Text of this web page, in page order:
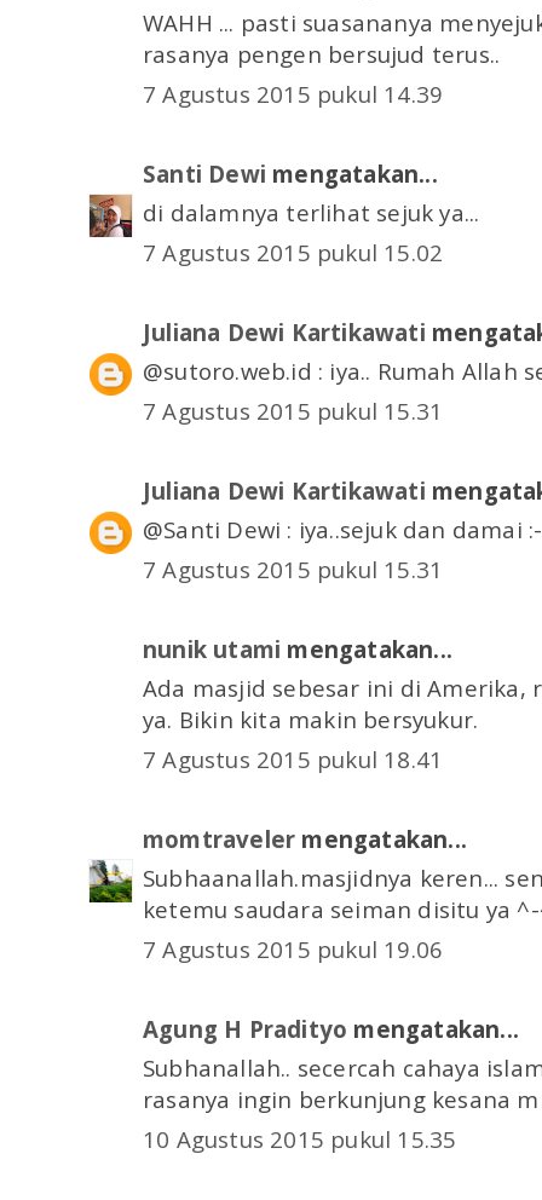
WAHH ... pasti suasananya
rasanya pengen bersujud terus..
7 Agustus 2015 pukul 14.39
Santi Dewi mengatakan...
di dalamnya terlihat sejuk ya...
7 Agustus 2015 pukul 15.02
Juliana Dewi Kartikawati
@sutoro.web.id : iya.. Rumah Allah
7 Agustus 2015 pukul 15.31
Juliana Dewi Kartikawati
@Santi Dewi : iya..sejuk dan damai
7 Agustus 2015 pukul 15.31
nunik utami mengatakan...
Ada masjid sebesar ini di Amerika,
ya. Bikin kita makin bersyukur.
7 Agustus 2015 pukul 18.41
momtraveler mengatakan...
Subhaanallah.masjidnya keren...
ketemu saudara seiman disitu ya
7 Agustus 2015 pukul 19.06
Agung H Pradityo mengatakan...
Subhanallah.. secercah cahaya
rasanya ingin berkunjung kesana
10 Agustus 2015 pukul 15.35